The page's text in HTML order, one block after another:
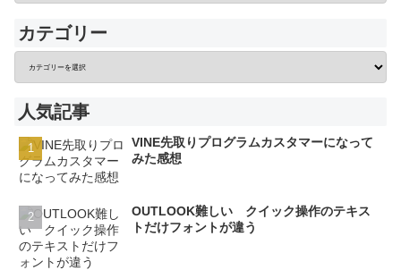
カテゴリー
人気記事
VINE先取りプログラムカスタマーになって
みた感想
OUTLOOK難しい クイック操作のテキス
トだけフォントが違う